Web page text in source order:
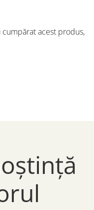
acest produs,